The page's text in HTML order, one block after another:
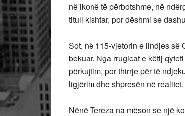
në ikonë të përbotshme, në
titull kishtar, por dëshmi se
Sot, në 115-vjetorin e lindjes së
bekuar. Nga rrugicat e këtij
përkujtim, por thirrje për të
ligjërim dhe shpresën në realitet.
Nënë Tereza na mëson se një